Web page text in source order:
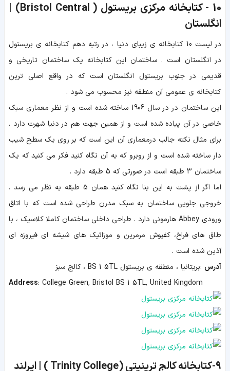
10 - کتابخانه مرکزی بریستول ( Bristol Central) |
انگلستان
در لیست 10 کتابخانه ی زیبای دنیا ، در رتبه دهم کتابخانه ی بریستول
در انگلستان است . ساختمان این کتابخانه یک ساختمان تاریخی و
قدیمی در جنوب بریستول انگلستان است که در واقع اصلی ترین
کتابخانه ی عمومی آن منطقه نیز محسوب می شود .
این ساختمان در در سال 1906 ساخته شده است و از نظر معماری سبک
خاصی در آن پیاده شده است و از همین جهت هم در دنیا شهرت دارد .
برای مثال نکته جالب درمعماری آن این است که بر روی یک سطح شیب
دار ساخته شده است و از روبرو که به آن نگاه کنید فکر می کنید که یک
ساختمان 3 طبقه است در صورتی که 5 طبقه دارد .
اما اگر از پشت به این بنا نگاه کنید همان 5 طبقه به نظر می رسد .
خروجی جلویی ساختمان به سبک مدرن طراحی شده است که با اتاق
ورودی Abbey هارمونی دارد . طراحی داخلی ساختمان کاملا کلاسیک ، با
طاق های فراخ، کفپوش مرمرین و موزائیک های شیشه ای فیروزه ای
آذین شده است .
آدرس :بریتانیا ، منطقه ی بریستول BS 1 5TL ، کالج سبز
Address: College Green, Bristol BS 1 5TL, United Kingdom
9-کتابخانه کالج ترینیتی ( Trinity College ) | ایرلند